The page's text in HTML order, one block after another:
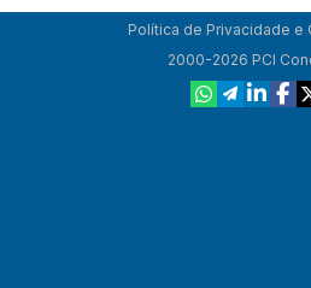
Política de Privacidade e
2000-2026 PCI